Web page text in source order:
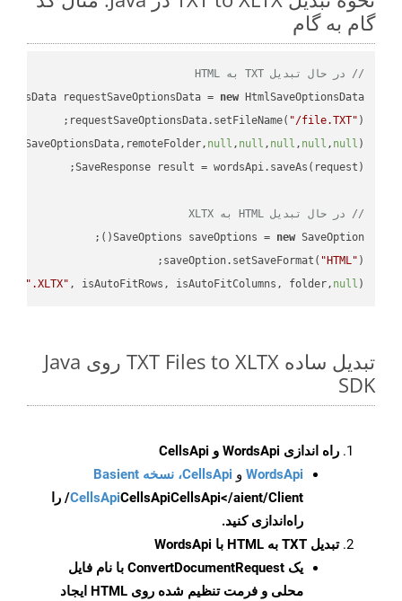
گام به گام
// در حال تبدیل TXT به HTML
requestSaveOptionsData = new
requestSaveOptionsData.setFileName( "/file.TXT"
null , null , null , null , null
// در حال تبدیل HTML به XLTX
SaveOptions saveOptions = new
saveOption.setSaveFormat( "HTML"
".XLTX" , isAutoFitRows, isAutoFitColumns, folder, null );
تبدیل ساده TXT Files to XLTX روی Java
SDK
راه اندازی WordsApi و CellsApi
WordsApi و CellsApi، نسخه Basient
CellsApiCellsApi
CellsApi</aient/Client/ را
راه‌اندازی کنید.
تبدیل TXT به HTML با WordsApi
یک ConvertDocumentRequest با نام فایل
محلی و فرمت تنظیم شده روی HTML ایجاد